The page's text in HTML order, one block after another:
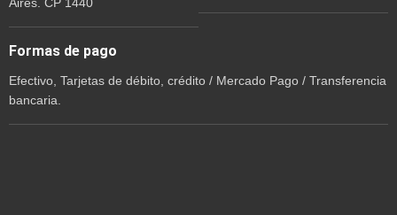
Formas de pago
Efectivo, Tarjetas de débito, crédito / Mercado Pago / Transferencia
bancaria.